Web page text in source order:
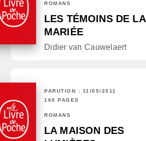
ROMANS
LES TÉMOINS DE LA
MARIÉE
Didier van Cauwelaert
PARUTION : 11/05/2011
160 PAGES
ROMANS
LA MAISON DES